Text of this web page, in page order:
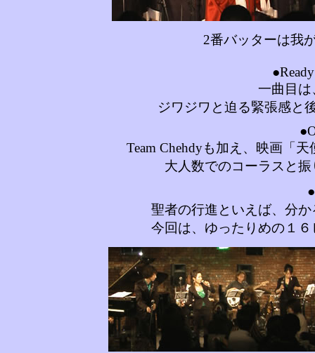
2番バッターは我
一曲目は
ジワジワと迫る緊張感と
Team Chehdyも加え、映画「
大人数でのコーラスと
聖者の行進といえば、分
今回は、ゆったりめの１